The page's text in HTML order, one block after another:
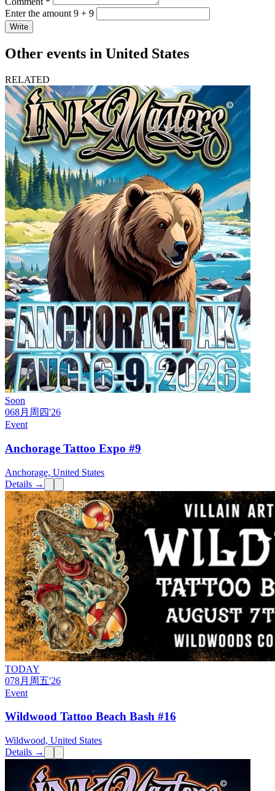
Enter the amount 9 + 9
Write
Other events in United States
RELATED
Soon
068月 周四'26
Event
Anchorage Tattoo Expo #9
Anchorage, United States
Details →
TODAY
078月 周五'26
Event
Wildwood Tattoo Beach Bash #16
Wildwood, United States
Details →